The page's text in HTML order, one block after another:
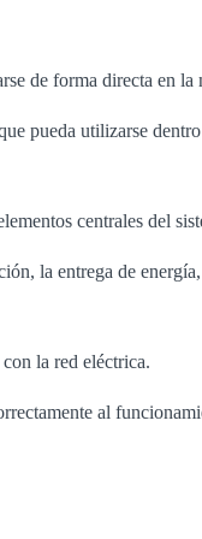
de forma directa en
pueda utilizarse
centrales del
la entrega de
la red eléctrica.
al